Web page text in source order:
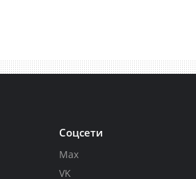
Соцсети
Max
VK